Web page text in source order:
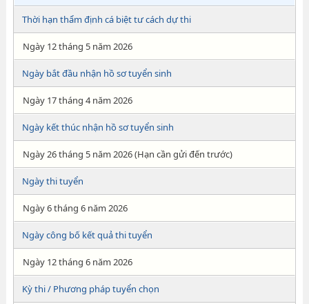
Thời hạn thẩm định cá biệt tư cách dự thi
Ngày 12 tháng 5 năm 2026
Ngày bắt đầu nhận hồ sơ tuyển sinh
Ngày 17 tháng 4 năm 2026
Ngày kết thúc nhận hồ sơ tuyển sinh
Ngày 26 tháng 5 năm 2026 (Hạn cần gửi đến trước)
Ngày thi tuyển
Ngày 6 tháng 6 năm 2026
Ngày công bố kết quả thi tuyển
Ngày 12 tháng 6 năm 2026
Kỳ thi / Phương pháp tuyển chọn